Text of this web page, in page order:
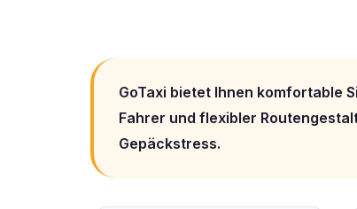
GoTaxi bietet Ihnen komfortable
Fahrer und flexibler
Gepäckstress.